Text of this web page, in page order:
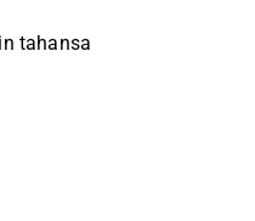
tahansa